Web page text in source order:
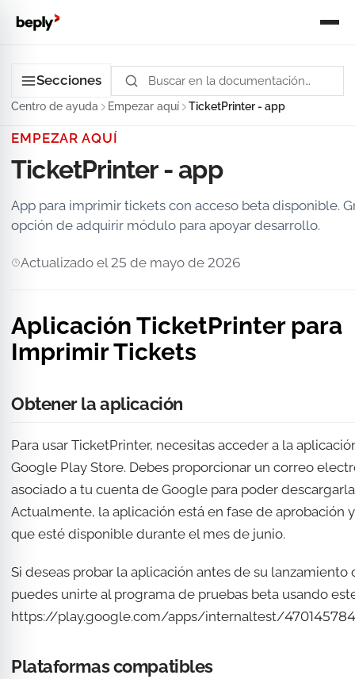
Secciones
Centro de ayuda Empezar aquí TicketPrinter - app
EMPEZAR AQUÍ
TicketPrinter - app
App para imprimir tickets con acceso beta disponible.
opción de adquirir módulo para apoyar desarrollo.
Actualizado el 25 de mayo de 2026
Aplicación TicketPrinter para
Imprimir Tickets
Obtener la aplicación
Para usar TicketPrinter, necesitas acceder a la
Google Play Store. Debes proporcionar un correo
asociado a tu cuenta de Google para poder
Actualmente, la aplicación está en fase de aprobación
que esté disponible durante el mes de junio.
Si deseas probar la aplicación antes de su lanzamiento
puedes unirte al programa de pruebas beta usando
https://play.google.com/apps/internaltest/
Plataformas compatibles